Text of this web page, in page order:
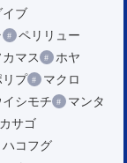
イブ
ペリリュー
マス
ホヤ
リプ
マクロ
シモチ
マンタ
サゴ
ハコフグ